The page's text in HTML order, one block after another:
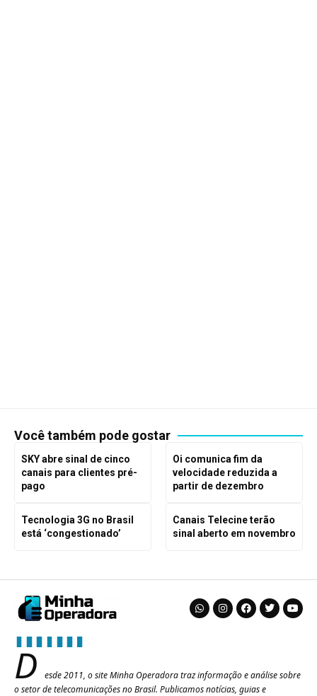
Você também pode gostar
SKY abre sinal de cinco
canais para clientes pré-
pago
Oi comunica fim da
velocidade reduzida a
partir de dezembro
Tecnologia 3G no Brasil
está ‘congestionado’
Canais Telecine terão
sinal aberto em novembro
D
esde 2011, o site Minha Operadora traz informação e análise sobre
o setor de telecomunicações no Brasil. Publicamos notícias, guias e